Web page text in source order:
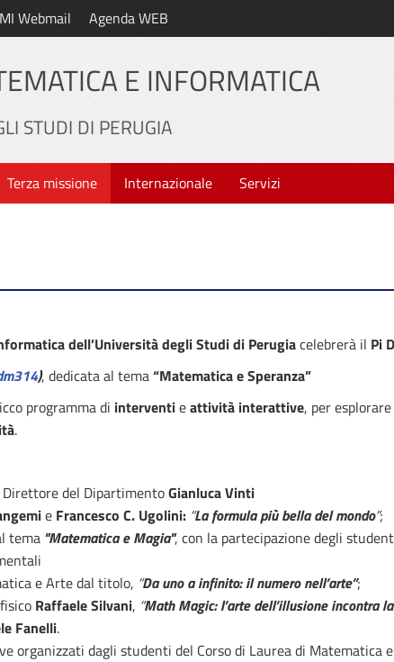
Webmail Agenda WEB
E INFORMATICA
STUDI DI PERUGIA
Terza missione Internazionale Servizi
dell’Università degli Studi di Perugiacelebrerà il Pi
), dedicata al tema“Matematica e Speranza”
programma di interventieattività interattive, per
.
del DipartimentoGianluca Vinti
e Francesco C. Ugolini: “La formula più bella del mondo”;
tema "Matematica e Magia", con la partecipazione degli
e Arte dal titolo, “Da uno a infinito: il numero nell’arte”;
Raffaele Silvani, “Math Magic: l’arte dell’illusione incontra
Fanelli.
organizzati dagli studenti del Corso di Laurea di Matematica